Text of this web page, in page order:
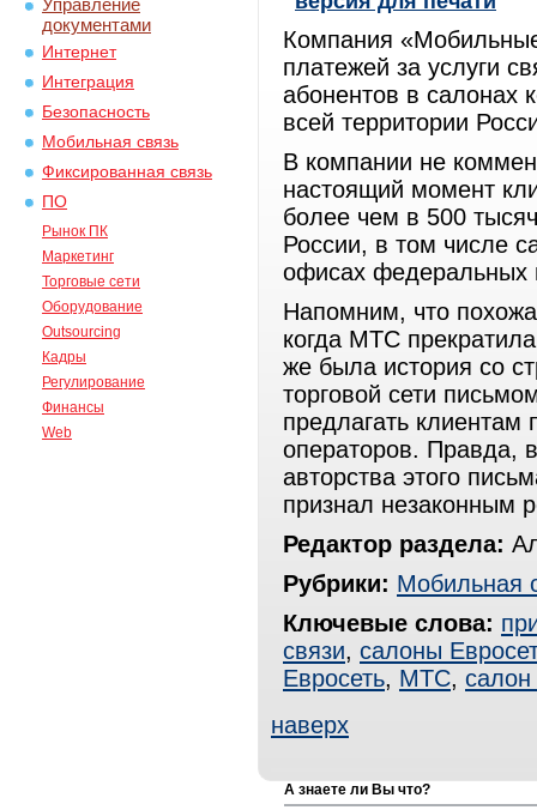
Управление
документами
Интернет
Интеграция
Безопасность
Мобильная связь
Фиксированная связь
ПО
Рынок ПК
Маркетинг
Торговые сети
Оборудование
Outsourcing
Кадры
Регулирование
Финансы
Web
Компания
платежей за услуги
абонентов в салонах
всей территории
В компании не
настоящий момент
более чем в 500
России, в том числе
офисах федеральных
Напомним, что
когда МТС
же была история со
торговой сети
предлагать
операторов. Правда, в
авторства этого
признал
Редактор раздела:
Рубрики: Мобильная
Ключевые слова:
связи, салоны
Евросеть, МТС, салон
наверх
А знаете ли Вы что?